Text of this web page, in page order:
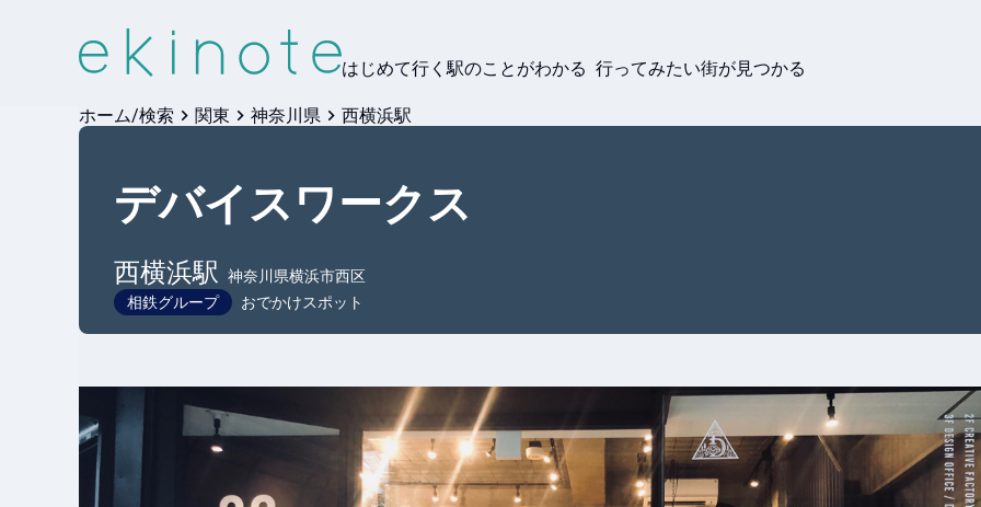
はじめて行く駅のことがわかる 行ってみたい街が見つかる
ホーム/検索 関東 神奈川県 西横浜駅
デバイスワークス
西横浜駅
神奈川県横浜市西区
相鉄グループ
おでかけスポット